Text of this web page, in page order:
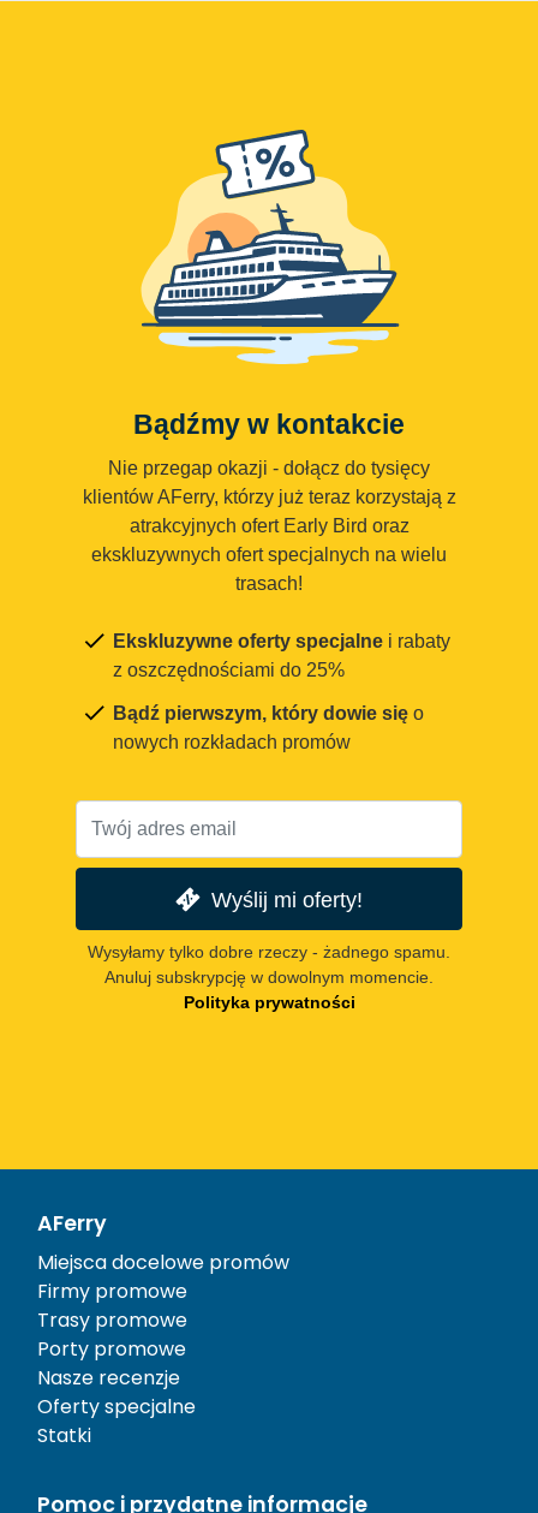
Bądźmy w kontakcie
Nie przegap okazji - dołącz do tysięcy
klientów AFerry, którzy już teraz korzystają z
atrakcyjnych ofert Early Bird oraz
ekskluzywnych ofert specjalnych na wielu
trasach!
Ekskluzywne oferty specjalne i rabaty
z oszczędnościami do 25%
Bądź pierwszym, który dowie się o
nowych rozkładach promów
Wyślij mi oferty!
Wysyłamy tylko dobre rzeczy - żadnego spamu.
Anuluj subskrypcję w dowolnym momencie.
Polityka prywatności
AFerry
Miejsca docelowe promów
Firmy promowe
Trasy promowe
Porty promowe
Nasze recenzje
Oferty specjalne
Statki
Pomoc i przydatne informacje